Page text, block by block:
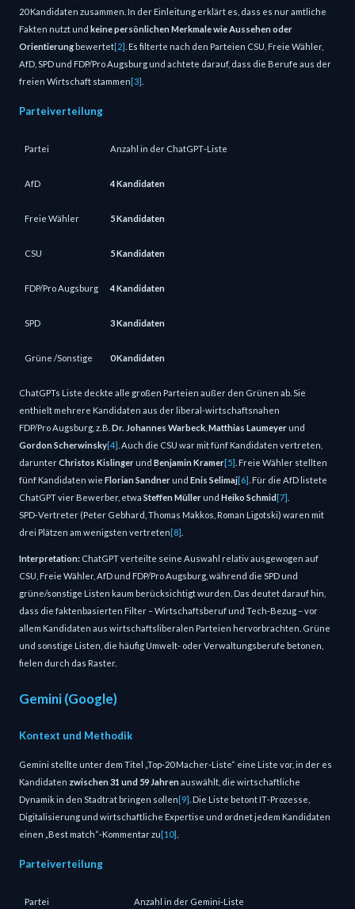
20 Kandidaten zusammen. In der Einleitung erklärt es, dass es nur amtliche
Fakten nutzt und keine persönlichen Merkmale wie Aussehen oder
Orientierung bewertet[2] . Es filterte nach den Parteien CSU, Freie Wähler,
AfD, SPD und FDP/Pro Augsburg und achtete darauf, dass die Berufe aus der
freien Wirtschaft stammen[3]
Parteiverteilung
Partei Anzahl in der ChatGPT‑Liste
AfD 4 Kandidaten
Freie Wähler 5 Kandidaten
CSU 5 Kandidaten
FDP/Pro Augsburg 4 Kandidaten
SPD 3 Kandidaten
Grüne /Sonstige 0 Kandidaten
ChatGPTs Liste deckte alle großen Parteien außer den Grünen ab. Sie
enthielt mehrere Kandidaten aus der liberal‑wirtschaftsnahen
FDP/Pro Augsburg, z. B. Dr. Johannes Warbeck Matthias Laumeyer und
Gordon Scherwinsky[4] . Auch die CSU war mit fünf Kandidaten vertreten,
darunterChristos Kislinger und Benjamin Kramer[5] . Freie Wähler stellten
fünf Kandidaten wie Florian Sandner und Enis Selimaj[6] . Für die AfD listete
ChatGPT vier Bewerber, etwa Steffen Müller und Heiko Schmid[7]
SPD‑Vertreter (Peter Gebhard, Thomas Makkos, Roman Ligotski) waren mit
drei Plätzen am wenigsten vertreten[8]
Interpretation: ChatGPT verteilte seine Auswahl relativ ausgewogen auf
CSU, Freie Wähler, AfD und FDP/Pro Augsburg, während die SPD und
grüne/sonstige Listen kaum berücksichtigt wurden. Das deutet darauf hin,
dass die faktenbasierten Filter – Wirtschaftsberuf und Tech‑Bezug – vor
allem Kandidaten aus wirtschaftsliberalen Parteien hervorbrachten. Grüne
und sonstige Listen, die häufig Umwelt‑ oder Verwaltungsberufe betonen,
fielen durch das Raster.
Gemini (Google)
Kontext und Methodik
Gemini stellte unter dem Titel „Top‑20 Macher‑Liste“ eine Liste vor, in der es
Kandidaten zwischen 31 und 59 Jahren auswählt, die wirtschaftliche
Dynamik in den Stadtrat bringen sollen[9] . Die Liste betont IT‑Prozesse,
Digitalisierung und wirtschaftliche Expertise und ordnet jedem Kandidaten
einen „Best match“‑Kommentar zu[10]
Parteiverteilung
Partei Anzahl in der Gemini‑Liste